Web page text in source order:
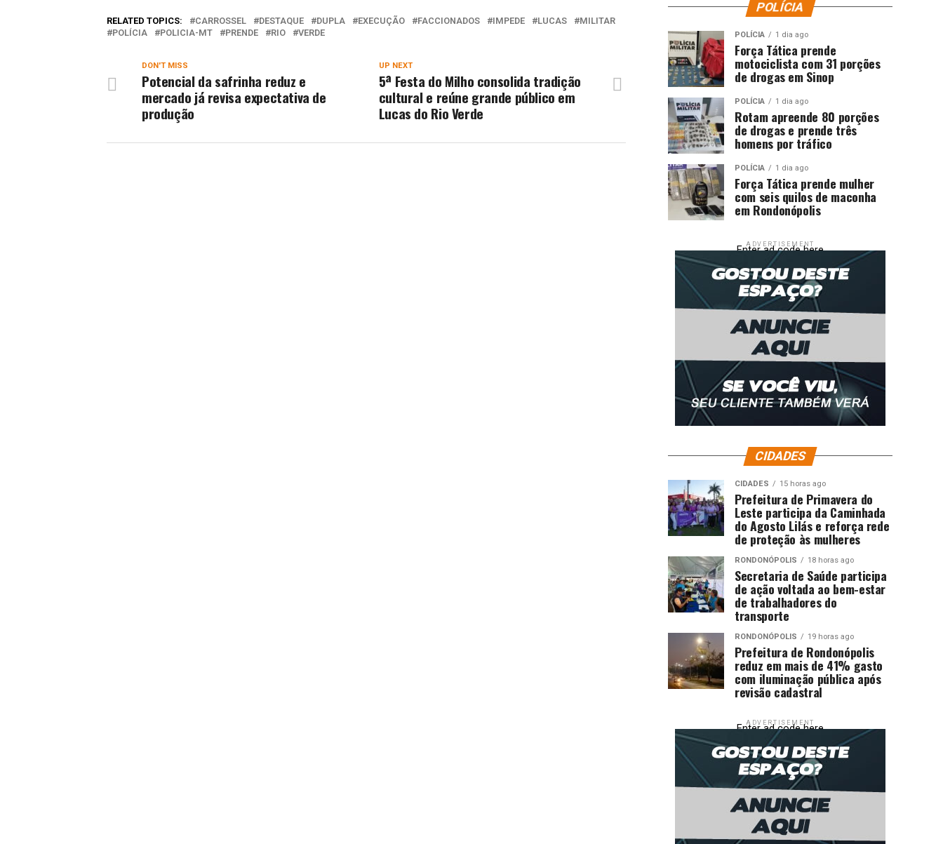
RELATED TOPICS: CARROSSEL DESTAQUE DUPLA EXECUÇÃO FACCIONADOS IMPEDE LUCAS
MILITAR
POLÍCIA
POLICIA-MT PRENDE RIO VERDE
UP NEXT
5ª Festa do Milho consolida tradição
cultural e reúne grande público em
Lucas do Rio Verde
DON'T MISS
Potencial da safrinha reduz e
mercado já revisa expectativa de
produção
POLÍCIA
POLÍCIA 1 dia ago
Força Tática prende
motociclista com 31 porções
de drogas em Sinop
POLÍCIA 1 dia ago
Rotam apreende 80 porções
de drogas e prende três
homens por tráfico
POLÍCIA 1 dia ago
Força Tática prende mulher
com seis quilos de maconha
em Rondonópolis
ADVERTISEMENT
Enter ad code here
CIDADES
CIDADES 15 horas ago
Prefeitura de Primavera do
Leste participa da Caminhada
do Agosto Lilás e reforça rede
de proteção às mulheres
RONDONÓPOLIS 18 horas ago
Secretaria de Saúde participa
de ação voltada ao bem-estar
de trabalhadores do
transporte
RONDONÓPOLIS 19 horas ago
Prefeitura de Rondonópolis
reduz em mais de 41% gasto
com iluminação pública após
revisão cadastral
ADVERTISEMENT
Enter ad code here